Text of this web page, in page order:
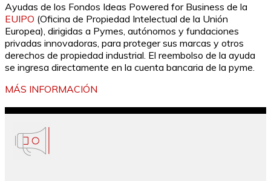
Ayudas de los Fondos Ideas Powered for Business de la
EUIPO (Oficina de Propiedad Intelectual de la Unión
Europea), dirigidas a Pymes, autónomos y fundaciones
privadas innovadoras, para proteger sus marcas y otros
derechos de propiedad industrial. El reembolso de la ayuda
se ingresa directamente en la cuenta bancaria de la pyme.
MÁS INFORMACIÓN